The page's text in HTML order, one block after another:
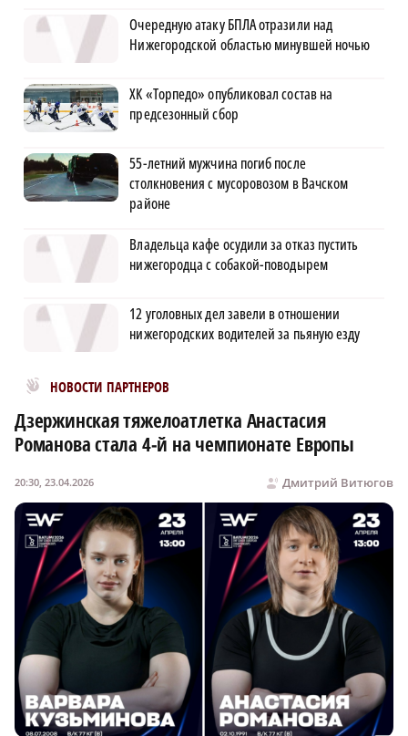
Очередную атаку БПЛА отразили над
Нижегородской областью минувшей ночью
ХК «Торпедо» опубликовал состав на
предсезонный сбор
55-летний мужчина погиб после
столкновения с мусоровозом в Вачском
районе
Владельца кафе осудили за отказ пустить
нижегородца с собакой-поводырем
12 уголовных дел завели в отношении
нижегородских водителей за пьяную езду
НОВОСТИ ПАРТНЕРОВ
Новости МирТесен
Дзержинская тяжелоатлетка Анастасия
Романова стала 4‑й на чемпионате Европы
Дмитрий Витюгов
20:30, 23.04.2026